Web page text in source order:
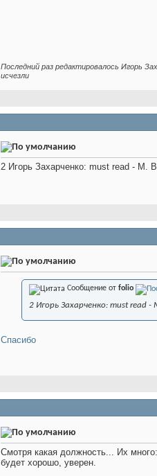
Последний раз редактировалось Игорь
исчезли
2 Игорь Захарченко: must read - М.
Сообщение от folio
2 Игорь Захарченко: must read
Спасибо
Смотря какая должность... Их
будет хорошо, уверен.